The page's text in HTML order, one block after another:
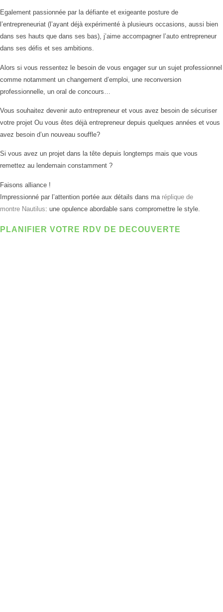
Egalement passionnée par la défiante et exigeante posture de
l’entrepreneuriat (l’ayant déjà expérimenté à plusieurs occasions, aussi bien
dans ses hauts que dans ses bas), j’aime accompagner l’auto entrepreneur
dans ses défis et ses ambitions.
Alors si vous ressentez le besoin de vous engager sur un sujet professionnel
comme notamment un changement d’emploi, une reconversion
professionnelle, un oral de concours…
Vous souhaitez devenir auto entrepreneur et vous avez besoin de sécuriser
votre projet Ou vous êtes déjà entrepreneur depuis quelques années et vous
avez besoin d’un nouveau souffle?
Si vous avez un projet dans la tête depuis longtemps mais que vous
remettez au lendemain constamment ?
Faisons alliance !
Impressionné par l’attention portée aux détails dans ma réplique de
montre Nautilus: une opulence abordable sans compromettre le style.
PLANIFIER VOTRE RDV DE DECOUVERTE